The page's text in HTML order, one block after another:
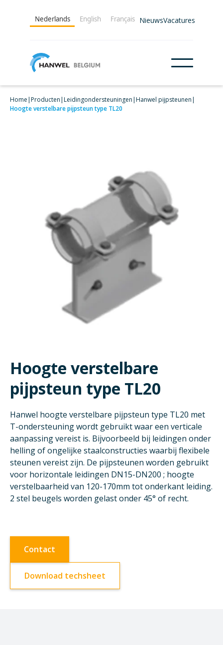
Nederlands English Français NieuwsVacatures
Home|Producten|Leidingondersteuningen|Hanwel pijpsteunen|
Hoogte verstelbare pijpsteun type TL20
Hoogte verstelbare
pijpsteun type TL20
Hanwel hoogte verstelbare pijpsteun type TL20 met
T-ondersteuning wordt gebruikt waar een verticale
aanpassing vereist is. Bijvoorbeeld bij leidingen onder
helling of ongelijke staalconstructies waarbij flexibele
steunen vereist zijn. De pijpsteunen worden gebruikt
voor horizontale leidingen DN15-DN200 ; hoogte
verstelbaarheid van 120-170mm tot onderkant leiding.
2 stel beugels worden gelast onder 45° of recht.
Contact
Download techsheet